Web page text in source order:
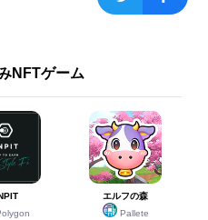
NFTゲーム
エルフの森
Pallete